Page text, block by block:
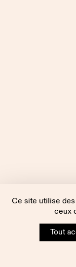
Ce site utilise
ceux
Tout